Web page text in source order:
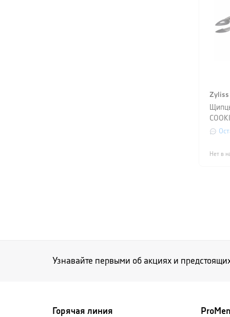
Zyliss
Нет в
Узнавайте первыми об акциях и
Горячая линия